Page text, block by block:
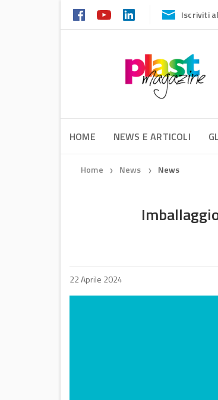
Iscriviti
HOME NEWS E ARTICOLI
Home ❯ News ❯ News
22 Aprile 2024